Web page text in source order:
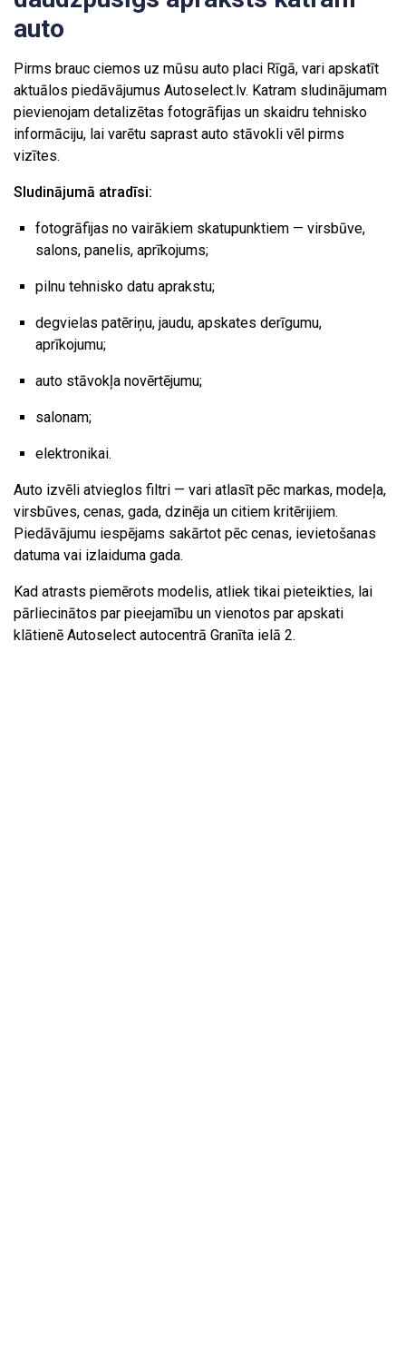
auto
Pirms brauc ciemos uz mūsu auto placi Rīgā, vari apskatīt
aktuālos piedāvājumus Autoselect.lv. Katram sludinājumam
pievienojam detalizētas fotogrāfijas un skaidru tehnisko
informāciju, lai varētu saprast auto stāvokli vēl pirms
vizītes.
Sludinājumā atradīsi:
fotogrāfijas no vairākiem skatupunktiem — virsbūve,
salons, panelis, aprīkojums;
pilnu tehnisko datu aprakstu;
degvielas patēriņu, jaudu, apskates derīgumu,
aprīkojumu;
auto stāvokļa novērtējumu;
salonam;
elektronikai.
Auto izvēli atvieglos filtri — vari atlasīt pēc markas, modeļa,
virsbūves, cenas, gada, dzinēja un citiem kritērijiem.
Piedāvājumu iespējams sakārtot pēc cenas, ievietošanas
datuma vai izlaiduma gada.
Kad atrasts piemērots modelis, atliek tikai pieteikties, lai
pārliecinātos par pieejamību un vienotos par apskati
klātienē Autoselect autocentrā Granīta ielā 2.